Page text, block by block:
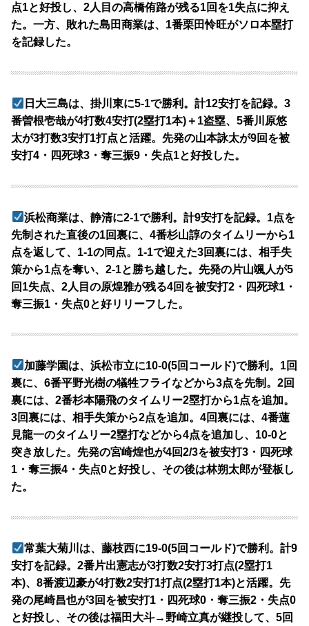
点1と好投し、2人目の高橋侑路が残る1回を1失点に抑え
た。一方、敗れた島田商業は、1番栗田怜旺がソロ本塁打
を記録した。
日大三島は、掛川東に5-1で勝利。計12安打を記録。3
番曽根壱哉が4打数4安打(2塁打1本)＋1盗塁、5番川原悠
太が3打数3安打1打点と活躍。先発の山本詠太が9回を被
安打4・四死球3・奪三振9・失点1と好投した。
浜松商業は、静清に2-1で勝利。計9安打を記録。1点を
先制された直後の1回裏に、4番杉山諄のタイムリーから1
点を返して、1-1の同点。1-1で迎えた3回裏には、相手失
策から1点を奪い、2-1と勝ち越した。先発の片山颯人が5
回1失点、2人目の原煌雅が残る4回を被安打2・四死球1・
奪三振1・失点0と好リリーフした。
加藤学園は、浜松市立に10-0(5回コールド)で勝利。1回
裏に、6番平野光樹の犠牲フライなどから3点を先制。2回
裏には、2番杉本陽飛のタイムリー2塁打から1点を追加。
3回裏には、相手失策から2点を追加。4回裏には、4番蓮
見龍一のタイムリー2塁打などから4点を追加し、10-0と
突き放した。先発の宮崎煌也が4回2/3を被安打3・四死球
1・奪三振4・失点0と好投し、その後は林朔太郎が登板し
た。
常葉大菊川は、藤枝西に19-0(5回コールド)で勝利。計9
安打を記録。2番片出憲志が3打数2安打3打点(2塁打1
本)、8番渡辺豪が4打数2安打1打点(2塁打1本)と活躍。先
発の尾崎昌也が3回を被安打1・四死球0・奪三振2・失点0
と好投し、その後は福田大斗→野崎立真が継投して、5回